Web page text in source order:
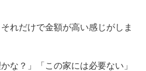
れだけで金額が高い感じがしま
な？」「この家には必要ない」